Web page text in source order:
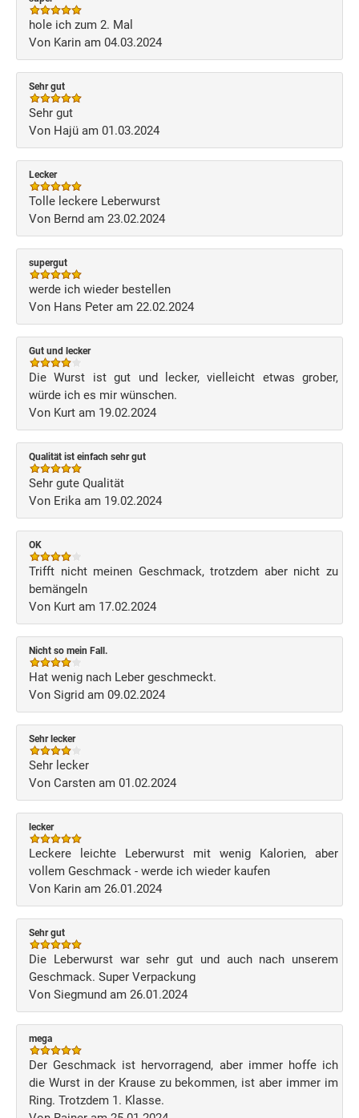
hole ich zum 2. Mal
Von Karin am 04.03.2024
Sehr gut
Sehr gut
Von Hajü am 01.03.2024
Lecker
Tolle leckere Leberwurst
Von Bernd am 23.02.2024
supergut
werde ich wieder bestellen
Von Hans Peter am 22.02.2024
Gut und lecker
Die Wurst ist gut und lecker, vielleicht etwas grober,
würde ich es mir wünschen.
Von Kurt am 19.02.2024
Qualität ist einfach sehr gut
Sehr gute Qualität
Von Erika am 19.02.2024
OK
Trifft nicht meinen Geschmack, trotzdem aber nicht zu
bemängeln
Von Kurt am 17.02.2024
Nicht so mein Fall.
Hat wenig nach Leber geschmeckt.
Von Sigrid am 09.02.2024
Sehr lecker
Sehr lecker
Von Carsten am 01.02.2024
lecker
Leckere leichte Leberwurst mit wenig Kalorien, aber
vollem Geschmack - werde ich wieder kaufen
Von Karin am 26.01.2024
Sehr gut
Die Leberwurst war sehr gut und auch nach unserem
Geschmack. Super Verpackung
Von Siegmund am 26.01.2024
mega
Der Geschmack ist hervorragend, aber immer hoffe ich
die Wurst in der Krause zu bekommen, ist aber immer im
Ring. Trotzdem 1. Klasse.